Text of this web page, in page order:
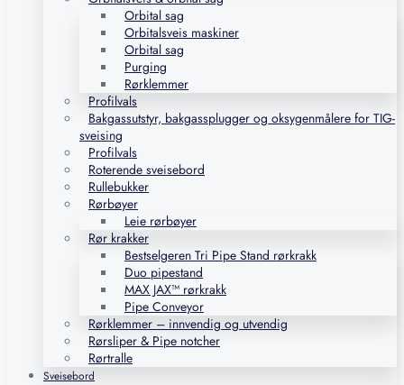
Orbital sag
Orbitalsveis maskiner
Orbital sag
Purging
Rørklemmer
Profilvals
Bakgassutstyr, bakgassplugger og oksygenmålere for TIG-
sveising
Profilvals
Roterende sveisebord
Rullebukker
Rørbøyer
Leie rørbøyer
Rør krakker
Bestselgeren Tri Pipe Stand rørkrakk
Duo pipestand
MAX JAX™ rørkrakk
Pipe Conveyor
Rørklemmer – innvendig og utvendig
Rørsliper & Pipe notcher
Rørtralle
Sveisebord